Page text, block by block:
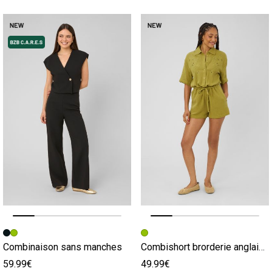
Image précédente
Image suivante
Combinaison sans manches
59.99€
Image précédente
Image suivante
Combishort brorderie anglaise
49.99€